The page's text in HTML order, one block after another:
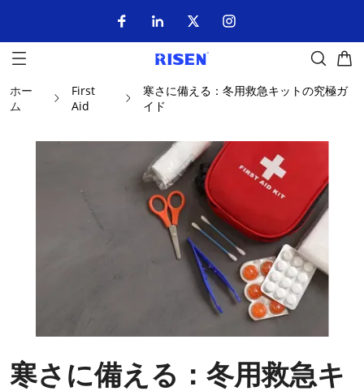
ホー
ム
First
Aid
寒さに備える：冬用救急キットの究極ガ
イド
寒さに備える：冬用救急キ